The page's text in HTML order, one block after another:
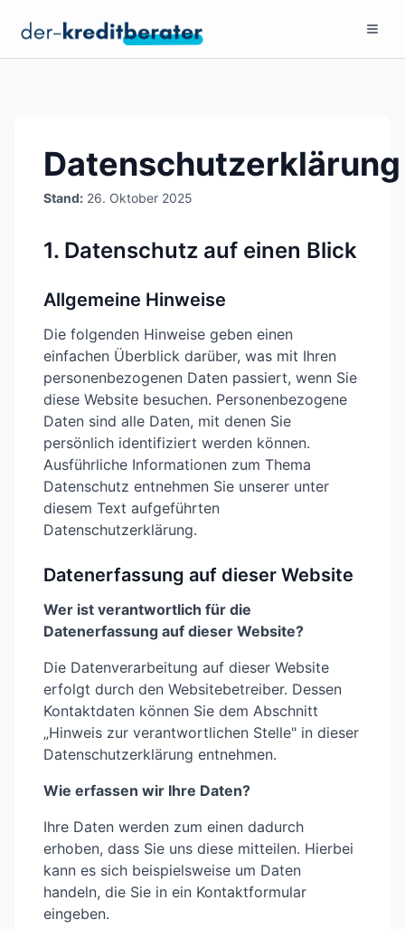
Menu
Datenschutzerklärung
Stand: 26. Oktober 2025
1. Datenschutz auf einen Blick
Allgemeine Hinweise
Die folgenden Hinweise geben einen
einfachen Überblick darüber, was mit Ihren
personenbezogenen Daten passiert, wenn Sie
diese Website besuchen. Personenbezogene
Daten sind alle Daten, mit denen Sie
persönlich identifiziert werden können.
Ausführliche Informationen zum Thema
Datenschutz entnehmen Sie unserer unter
diesem Text aufgeführten
Datenschutzerklärung.
Datenerfassung auf dieser Website
Wer ist verantwortlich für die
Datenerfassung auf dieser Website?
Die Datenverarbeitung auf dieser Website
erfolgt durch den Websitebetreiber. Dessen
Kontaktdaten können Sie dem Abschnitt
„Hinweis zur verantwortlichen Stelle" in dieser
Datenschutzerklärung entnehmen.
Wie erfassen wir Ihre Daten?
Ihre Daten werden zum einen dadurch
erhoben, dass Sie uns diese mitteilen. Hierbei
kann es sich beispielsweise um Daten
handeln, die Sie in ein Kontaktformular
eingeben.